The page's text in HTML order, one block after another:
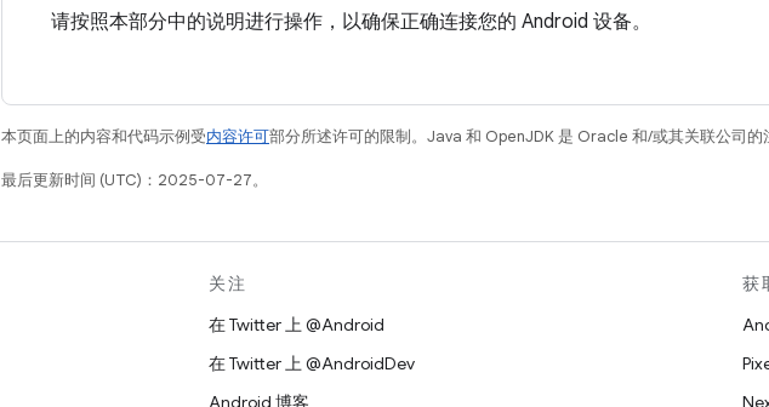
请按照本部分中的说明进行操作，以确保正确连接您的 Android 设备。
本页面上的内容和代码示例受内容许可部分所述许可的限制。Java 和 OpenJDK 是 Oracle 和/或其关联公司的
最后更新时间 (UTC)：2025-07-27。
关注
在 Twitter 上 @Android
在 Twitter 上 @AndroidDev
Android 博客
获